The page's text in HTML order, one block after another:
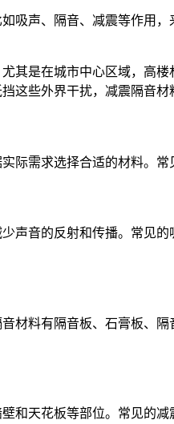
声、隔音、减震等作用
是在城市中心区域，高
些外界干扰，减震隔音材
际需求选择合适的材料。常
声音的反射和传播。常见
材料有隔音板、石膏板、
和天花板等部位。常见的